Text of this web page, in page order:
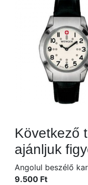
Következő
ajánljuk
Angolul beszélő
9.500 Ft